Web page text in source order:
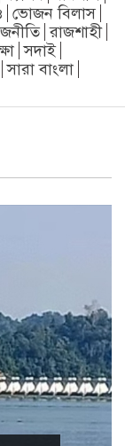
ভোজন বিলাস
রাজশাহী
সদাই
সারা বাংলা